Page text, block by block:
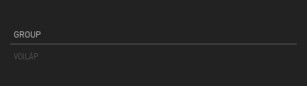
GROUP
VOILÀP